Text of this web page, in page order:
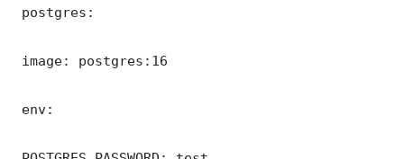
postgres:
image: postgres:16
env: